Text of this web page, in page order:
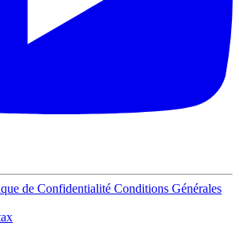
de Confidentialité Conditions Générales